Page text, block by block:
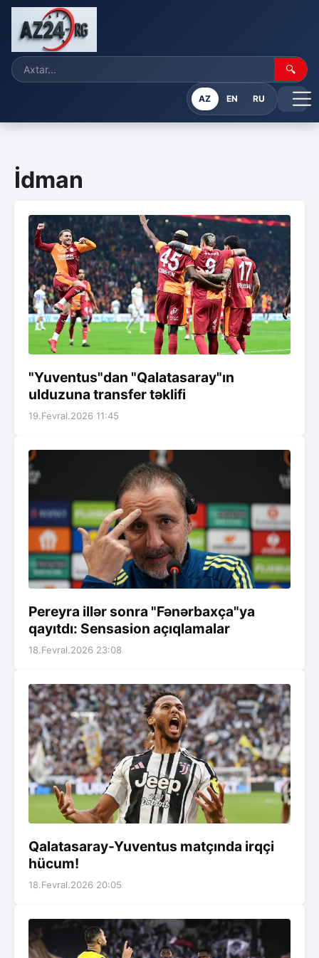
🔍
AZ EN RU
İdman
"Yuventus"dan "Qalatasaray"ın
ulduzuna transfer təklifi
19.Fevral.2026 11:45
Pereyra illər sonra "Fənərbaxça"ya
qayıtdı: Sensasion açıqlamalar
18.Fevral.2026 23:08
Qalatasaray-Yuventus matçında irqçi
hücum!
18.Fevral.2026 20:05